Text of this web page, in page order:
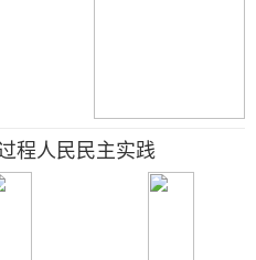
程人民民主实践